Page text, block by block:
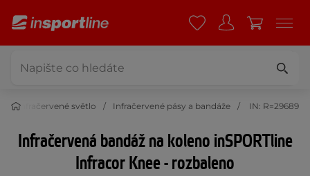
Infračervené světlo Infračervené pásy a bandáže IN: R=29689
Infračervená bandáž na koleno inSPORTline
Infracor Knee - rozbaleno